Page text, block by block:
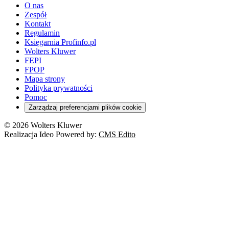
O nas
Zespół
Kontakt
Regulamin
Księgarnia Profinfo.pl
Wolters Kluwer
FEPI
FPOP
Mapa strony
Polityka prywatności
Pomoc
Zarządzaj preferencjami plików cookie
© 2026 Wolters Kluwer
Realizacja Ideo Powered by: CMS Edito